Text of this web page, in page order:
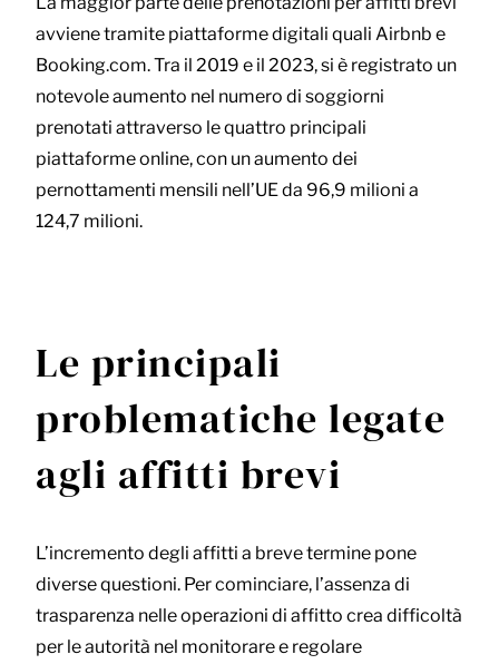
avviene tramite piattaforme digitali quali Airbnb e
Booking.com. Tra il 2019 e il 2023, si è registrato un
notevole aumento nel numero di soggiorni
prenotati attraverso le quattro principali
piattaforme online, con un aumento dei
pernottamenti mensili nell’UE da 96,9 milioni a
124,7 milioni.
Le principali
problematiche legate
agli affitti brevi
L’incremento degli affitti a breve termine pone
diverse questioni. Per cominciare, l’assenza di
trasparenza nelle operazioni di affitto crea difficoltà
per le autorità nel monitorare e regolare